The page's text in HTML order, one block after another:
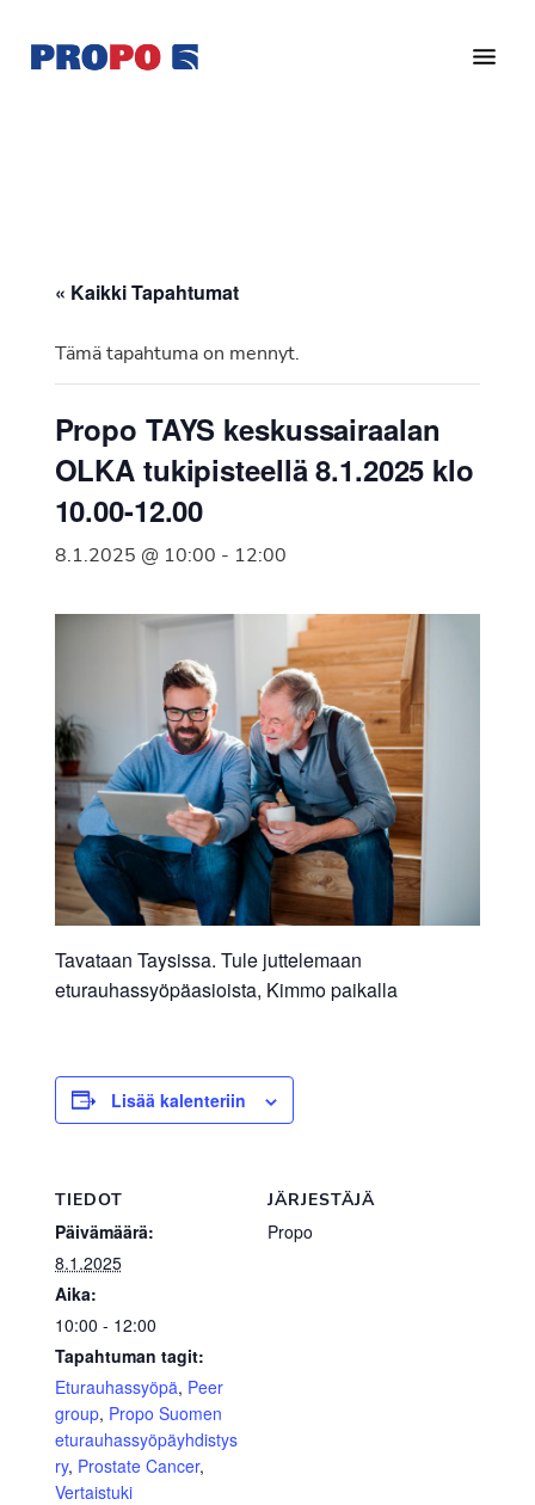
pääsisältöön
alatunnisteeseen
Ry
vuonna
Suomen
Syöpäyhdistyksen
jäsenjärjestö.
« Kaikki Tapahtumat
Tämä tapahtuma on mennyt.
Propo TAYS keskussairaalan
OLKA tukipisteellä 8.1.2025 klo
10.00-12.00
8.1.2025 @ 10:00 - 12:00
Tavataan Taysissa. Tule juttelemaan
eturauhassyöpäasioista, Kimmo paikalla
Lisää kalenteriin
TIEDOT
Päivämäärä:
8.1.2025
Aika:
10:00 - 12:00
Tapahtuman tagit:
Eturauhassyöpä, Peer
group, Propo Suomen
eturauhassyöpäyhdistys
ry, Prostate Cancer,
Vertaistuki
JÄRJESTÄJÄ
Propo